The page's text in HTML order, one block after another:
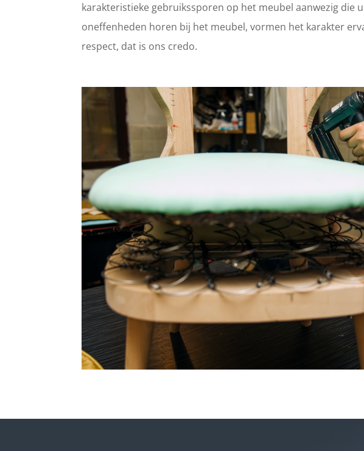
karakteristieke gebruikssporen op het meubel aanwezig die
oneffenheden horen bij het meubel, vormen het karakter
respect, dat is ons credo.